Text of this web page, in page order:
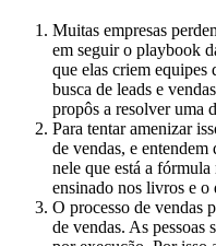
Muitas empresas
em seguir o playbook
que elas criem equipes
busca de leads e
propôs a resolver uma
Para tentar amenizar
de vendas, e
nele que está a
ensinado nos livros e o
O processo de vendas
de vendas. As pessoas